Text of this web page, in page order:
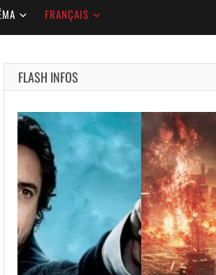
FRANÇAIS
FLASH INFOS